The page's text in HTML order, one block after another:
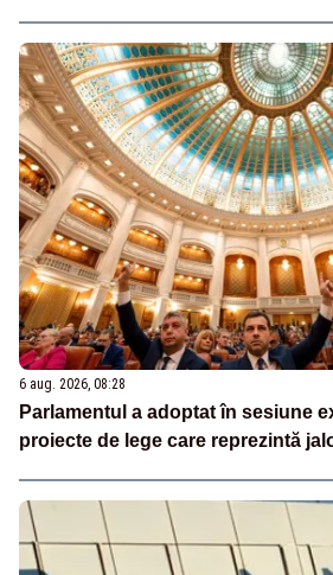
6 aug. 2026, 08:28
Parlamentul a adoptat în sesiune
proiecte de lege care reprezintă